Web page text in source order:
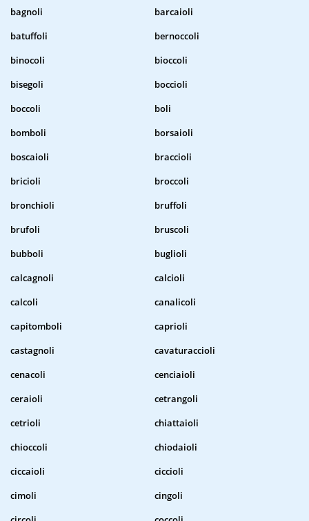
bagnoli
barcaioli
batuffoli
bernoccoli
binocoli
bioccoli
bisegoli
boccioli
boccoli
boli
bomboli
borsaioli
boscaioli
braccioli
bricioli
broccoli
bronchioli
bruffoli
brufoli
bruscoli
bubboli
buglioli
calcagnoli
calcioli
calcoli
canalicoli
capitomboli
caprioli
castagnoli
cavaturaccioli
cenacoli
cenciaioli
ceraioli
cetrangoli
cetrioli
chiattaioli
chioccoli
chiodaioli
ciccaioli
ciccioli
cimoli
cingoli